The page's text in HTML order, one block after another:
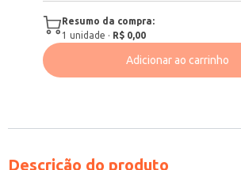
Resumo da compra:
1 unidade · R$ 0,00
Adicionar ao carrinho
Descrição do produto